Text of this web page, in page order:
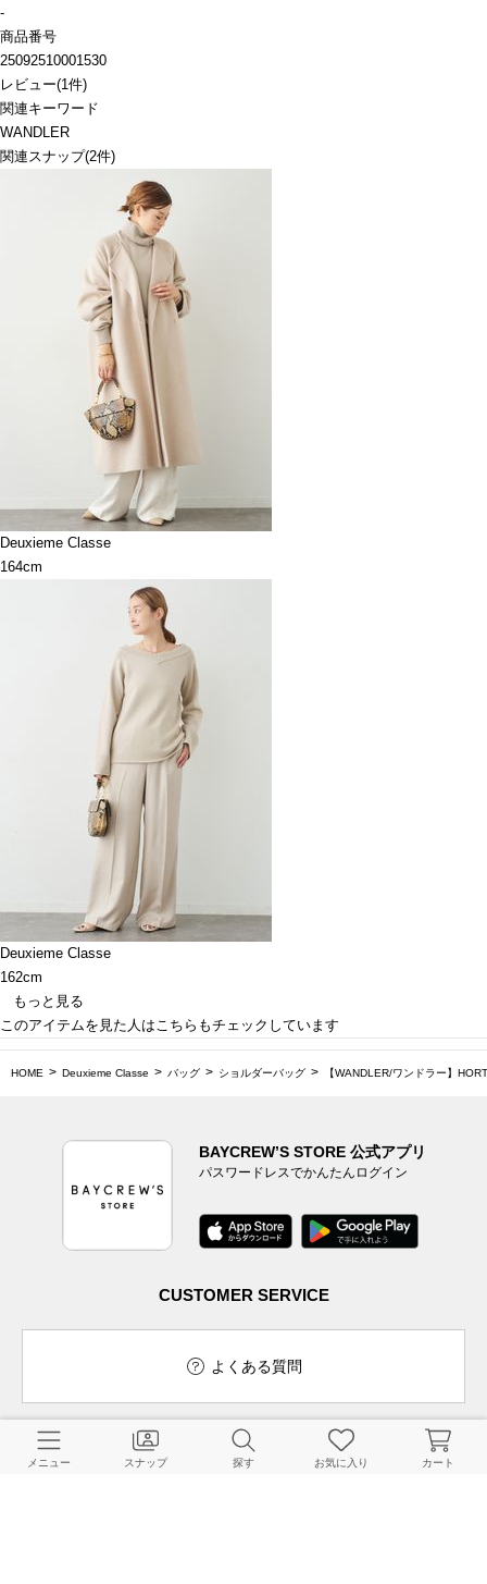
-
商品番号
25092510001530
レビュー(1件)
関連キーワード
WANDLER
関連スナップ(2件)
Deuxieme Classe
164cm
Deuxieme Classe
162cm
もっと見る
このアイテムを見た人はこちらもチェックしています
HOME Deuxieme Classe バッグ ショルダーバッグ 【WANDLER/ワンドラー】
BAYCREW’S STORE 公式アプリ
パスワードレスでかんたんログイン
CUSTOMER SERVICE
よくある質問
メニュー スナップ 探す お気に入り カート